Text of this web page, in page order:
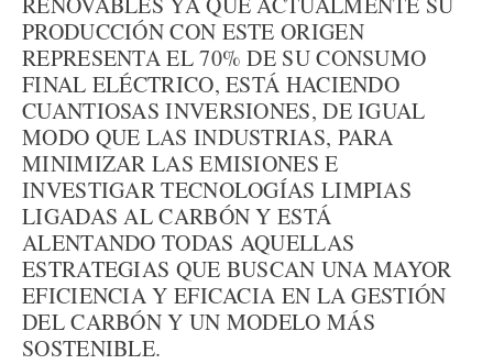
PRODUCCIÓN CON ESTE ORIGEN
REPRESENTA EL 70% DE SU CONSUMO
FINAL ELÉCTRICO, ESTÁ HACIENDO
CUANTIOSAS INVERSIONES, DE IGUAL
MODO QUE LAS INDUSTRIAS, PARA
MINIMIZAR LAS EMISIONES E
INVESTIGAR TECNOLOGÍAS LIMPIAS
LIGADAS AL CARBÓN Y ESTÁ
ALENTANDO TODAS AQUELLAS
ESTRATEGIAS QUE BUSCAN UNA MAYOR
EFICIENCIA Y EFICACIA EN LA GESTIÓN
DEL CARBÓN Y UN MODELO MÁS
SOSTENIBLE.